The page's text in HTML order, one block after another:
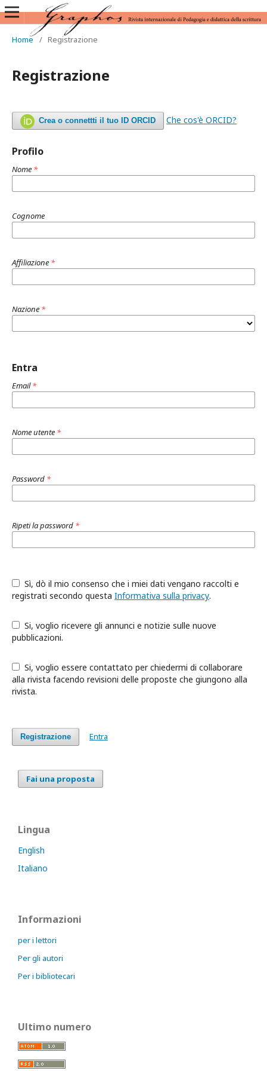
Home / Registrazione
Registrazione
Crea o connettti il tuo ID ORCID Che cos'è ORCID?
Profilo
Nome *
Cognome
Affiliazione *
Nazione *
Entra
Email*
Nome utente *
Password *
Ripeti la password *
registrati secondo questa Informativa sulla privacy.
pubblicazioni.
alla rivista facendo revisioni delle proposte che giungono alla
rivista.
Registrazione Entra
Fai una proposta
Lingua
English
Italiano
Informazioni
per i lettori
Per gli autori
Per i bibliotecari
Ultimo numero